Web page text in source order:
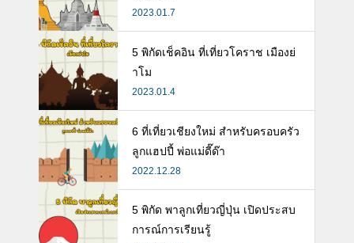
2023.01.7
5 พิกัดเช็คอิน ที่เที่ยวโคราช เมืองย่
าโม
2023.01.4
6 ที่เที่ยวเชียงใหม่ สำหรับครอบครัว
ลูกแฮปปี้ พ่อแม่ดี๊ด๊า
2022.12.28
5 พิกัด พาลูกเที่ยวญี่ปุ่น เปิดประสบ
การณ์การเรียนรู้